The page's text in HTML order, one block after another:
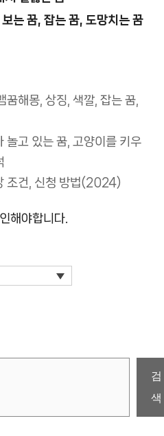
는 꿈, 잡는 꿈, 도망치는 꿈
꿈해몽 ,상징 ,색깔 ,잡는 꿈
놀고 있는 꿈, 고양이를 키우
조건, 신청 방법(2024)
해야합니다.
검
색